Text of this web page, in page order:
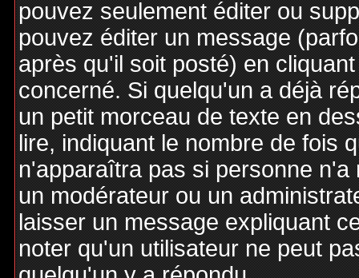
pouvez seulement éditer ou
pouvez éditer un message
après qu'il soit posté) en
concerné. Si quelqu'un a déjà
un petit morceau de texte en
lire, indiquant le nombre de fois
n'apparaîtra pas si personne
un modérateur ou un
laisser un message expliquant
noter qu'un utilisateur ne peut